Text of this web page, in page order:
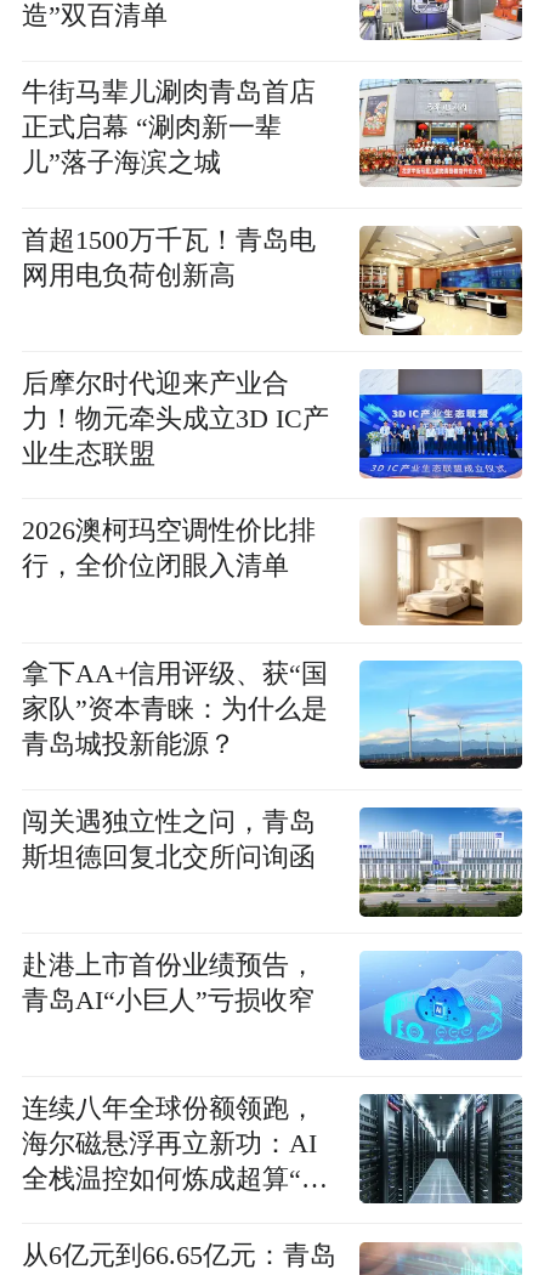
造”双百清单
牛街马辈儿涮肉青岛首店
正式启幕 “涮肉新一辈
儿”落子海滨之城
首超1500万千瓦！青岛电
网用电负荷创新高
后摩尔时代迎来产业合
力！物元牵头成立3D IC产
业生态联盟
2026澳柯玛空调性价比排
行，全价位闭眼入清单
拿下AA+信用评级、获“国
家队”资本青睐：为什么是
青岛城投新能源？
闯关遇独立性之问，青岛
斯坦德回复北交所问询函
赴港上市首份业绩预告，
青岛AI“小巨人”亏损收窄
连续八年全球份额领跑，
海尔磁悬浮再立新功：AI
全栈温控如何炼成超算“绿
从6亿元到66.65亿元：青岛